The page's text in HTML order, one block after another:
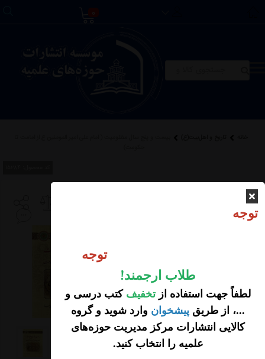
توجه
توجه
طلاب ارجمند!
لطفاً جهت استفاده از تخفیف کتب درسی و
...، از طریق پیشخوان وارد شوید و گروه
کالایی انتشارات مرکز مدیریت حوزه‌های
علمیه را انتخاب کنید.
بیست و پنج سال
مظلومیت ( امام علی